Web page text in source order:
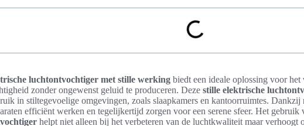
luchtontvochtiger met stille werking biedt een ideale oplossing voor
zonder ongewenst geluid te produceren. Deze stille elektrische
in stiltegevoelige omgevingen, zoals slaapkamers en kantoorruimtes. Dankzij
efficiënt werken en tegelijkertijd zorgen voor een serene sfeer. Het gebruik
helpt niet alleen bij het verbeteren van de luchtkwaliteit maar verhoogt